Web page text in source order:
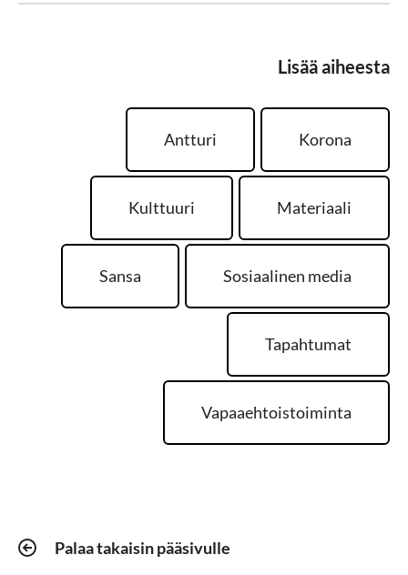
Lisää aiheesta
Antturi Korona
Kulttuuri Materiaali
Sansa Sosiaalinen media
Tapahtumat
Vapaaehtoistoiminta
Palaa takaisin pääsivulle